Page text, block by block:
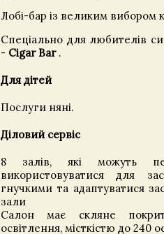
Лобі-бар із великим вибором
Спеціально для любителів
- Cigar Bar.
Для дітей
Послуги няні.
Діловий сервіс
8 залів, які можуть
використовуватися для
гнучкими та адаптуватися
зали
Салон має скляне
освітлення, місткістю до 240